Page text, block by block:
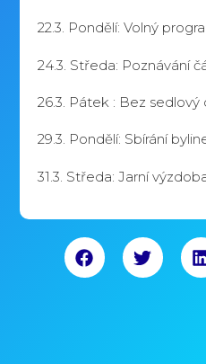
22.3. Pondělí: Volný
24.3. Středa: Poznávání
26.3. Pátek : Bez sedlový
29.3. Pondělí: Sbírání
31.3. Středa: Jarní